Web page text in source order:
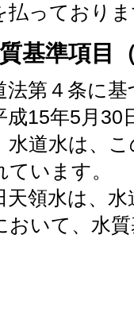
払っており
基準項目
法第４条に
成15年5月
水道水は、
ています。
天領水は、
おいて、水